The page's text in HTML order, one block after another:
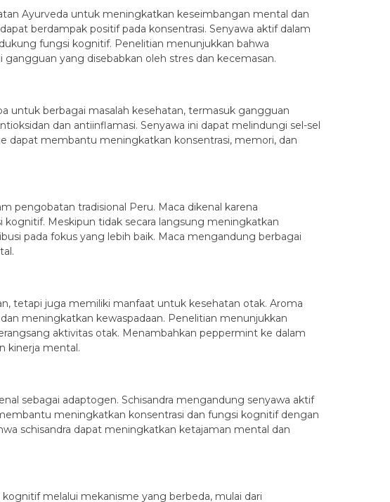
Ayurveda untuk meningkatkan keseimbangan mental dan
berdampak positif pada konsentrasi. Senyawa aktif dalam
fungsi kognitif. Penelitian menunjukkan bahwa
yang disebabkan oleh stres dan kecemasan.
untuk berbagai masalah kesehatan, termasuk gangguan
dan antiinflamasi. Senyawa ini dapat melindungi sel-sel
dapat membantu meningkatkan konsentrasi, memori, dan
pengobatan tradisional Peru. Maca dikenal karena
Meskipun tidak secara langsung meningkatkan
pada fokus yang lebih baik. Maca mengandung berbagai
tetapi juga memiliki manfaat untuk kesehatan otak. Aroma
meningkatkan kewaspadaan. Penelitian menunjukkan
aktivitas otak. Menambahkan peppermint ke dalam
kinerja mental.
sebagai adaptogen. Schisandra mengandung senyawa aktif
meningkatkan konsentrasi dan fungsi kognitif dengan
schisandra dapat meningkatkan ketajaman mental dan
melalui mekanisme yang berbeda, mulai dari